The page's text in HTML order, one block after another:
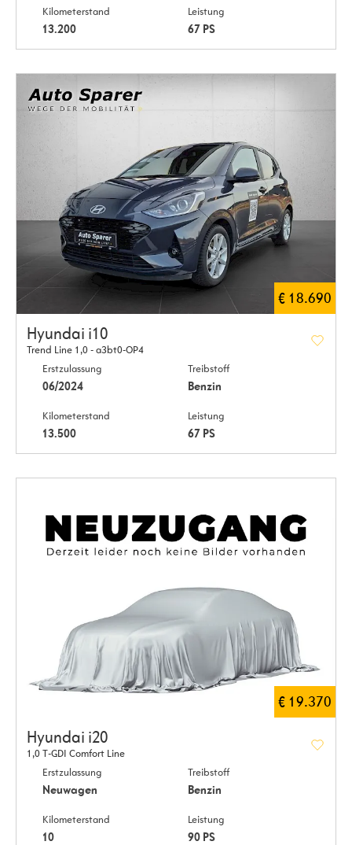
Kilometerstand
13.200
Leistung
67 PS
€ 18.690
Hyundai i10
Trend Line 1,0 - a3bt0-OP4
Erstzulassung
06/2024
Treibstoff
Benzin
Kilometerstand
13.500
Leistung
67 PS
€ 19.370
Hyundai i20
1,0 T-GDI Comfort Line
Erstzulassung
Neuwagen
Treibstoff
Benzin
Kilometerstand
10
Leistung
90 PS